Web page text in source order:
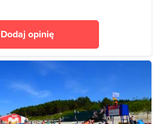
Dodaj opinię